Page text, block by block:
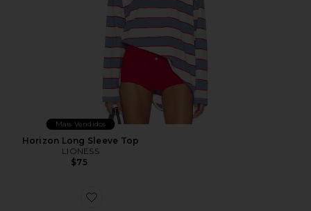
Mais Vendidos
Horizon Long Sleeve Top
LIONESS
$75
Favorite BOLSA DE OMBRO 26IN CRYSTAL